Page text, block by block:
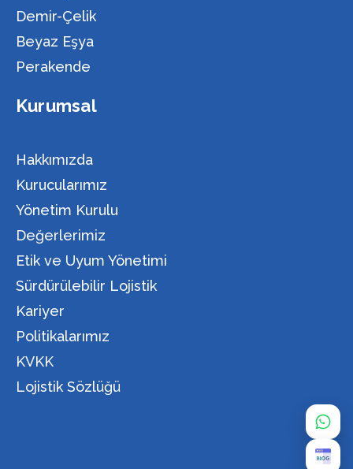
Demir-Çelik
Beyaz Eşya
Perakende
Kurumsal
Hakkımızda
Kurucularımız
Yönetim Kurulu
Değerlerimiz
Etik ve Uyum Yönetimi
Sürdürülebilir Lojistik
Kariyer
Politikalarımız
KVKK
Lojistik Sözlüğü